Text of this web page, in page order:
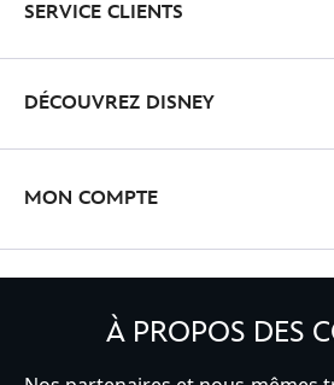
SERVICE CLIENTS
DÉCOUVREZ DISNEY
MON COMPTE
À PROPOS DES